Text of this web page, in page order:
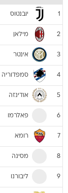
1 יובנטוס
2 מילאן
3 אינטר
4 סמפדוריה
5 אודינזה
6 פאלרמו
7 רומא
8 מסינה
9 ליבורנו